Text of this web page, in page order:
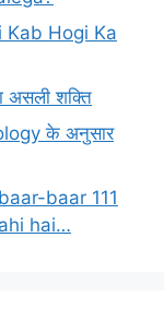
Kab Hogi Ka
असली शक्ति
के अनुसार
baar 111
hai…